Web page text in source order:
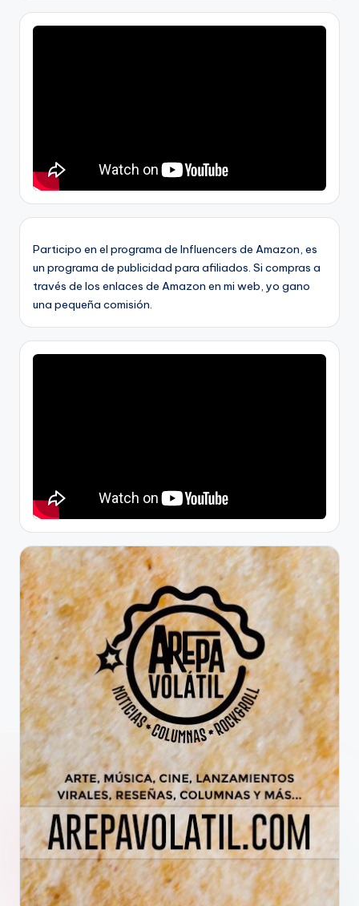
Participo en el programa de Influencers de Amazon, es
un programa de publicidad para afiliados. Si compras a
través de los enlaces de Amazon en mi web, yo gano
una pequeña comisión.